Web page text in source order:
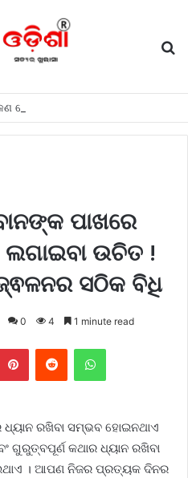
ହୋଇଥାଏ, ଜାଣନ୍ତୁ
ପାଖରେ
ଉଚିତ !
ସଠିକ ବିଧି
0 4 1 minute read
PinterestReddit WhatsApp
ରଖିବା ସମ୍ଭବ ହୋଇନଥାଏ
ଗୁରୁତ୍ବପୂର୍ଣ କଥାର ଧ୍ୟାନ ରଖିବା
। ଆପଣ ନିଜର ପ୍ରତ୍ୟକ ଦିନର